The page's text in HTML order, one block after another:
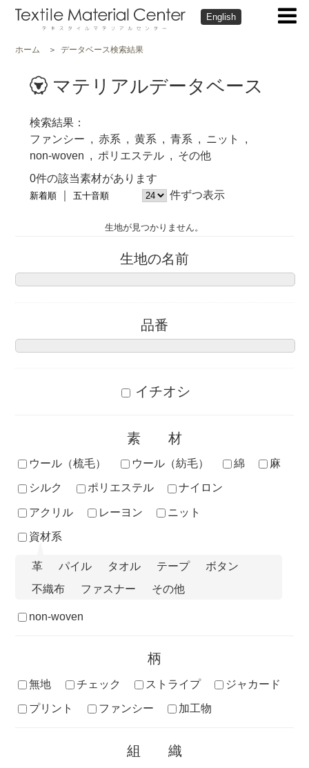
English
ホーム データベース検索結果
マテリアルデータベース
検索結果
ファンシー
赤系 黄系 青系
ニット
non-woven
ポリエステル
その他
0件の該当素材があります
新着順 五十音順 件ずつ表示
生地が見つかりません。
生地の名前
品番
イチオシ
素材
ウール（梳毛） ウール（紡毛） 綿
麻
シルク
ポリエステル
ナイロン
アクリル
レーヨン
ニット
資材系
革 パイル タオル テープ
ボタン
不織布
ファスナー その他
non-woven
柄
無地 チェック ストライプ
ジャカード
プリント
ファンシー 加工物
組織